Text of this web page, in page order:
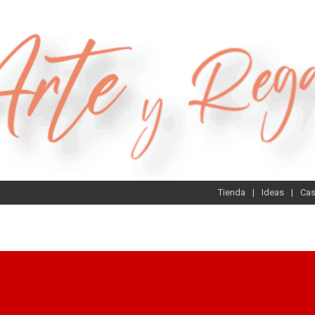
Tienda Ideas